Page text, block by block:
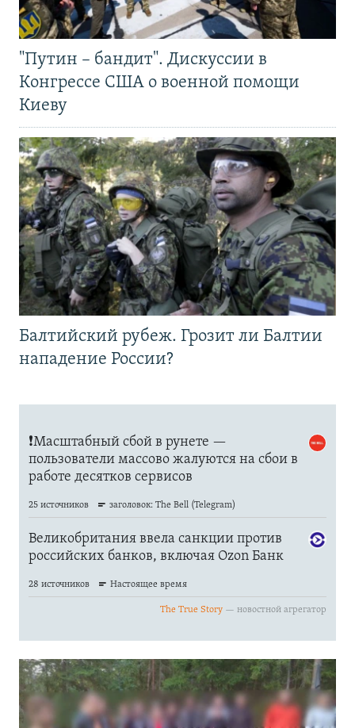
"Путин – бандит". Дискуссии в
Конгрессе США о военной помощи
Киеву
Балтийский рубеж. Грозит ли Балтии
нападение России?